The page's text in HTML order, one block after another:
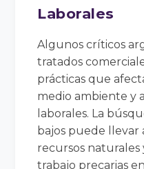
Laborales
Algunos críticos
tratados
prácticas que
medio ambiente y
laborales. La
bajos puede llevar
recursos naturales
trabajo precarias